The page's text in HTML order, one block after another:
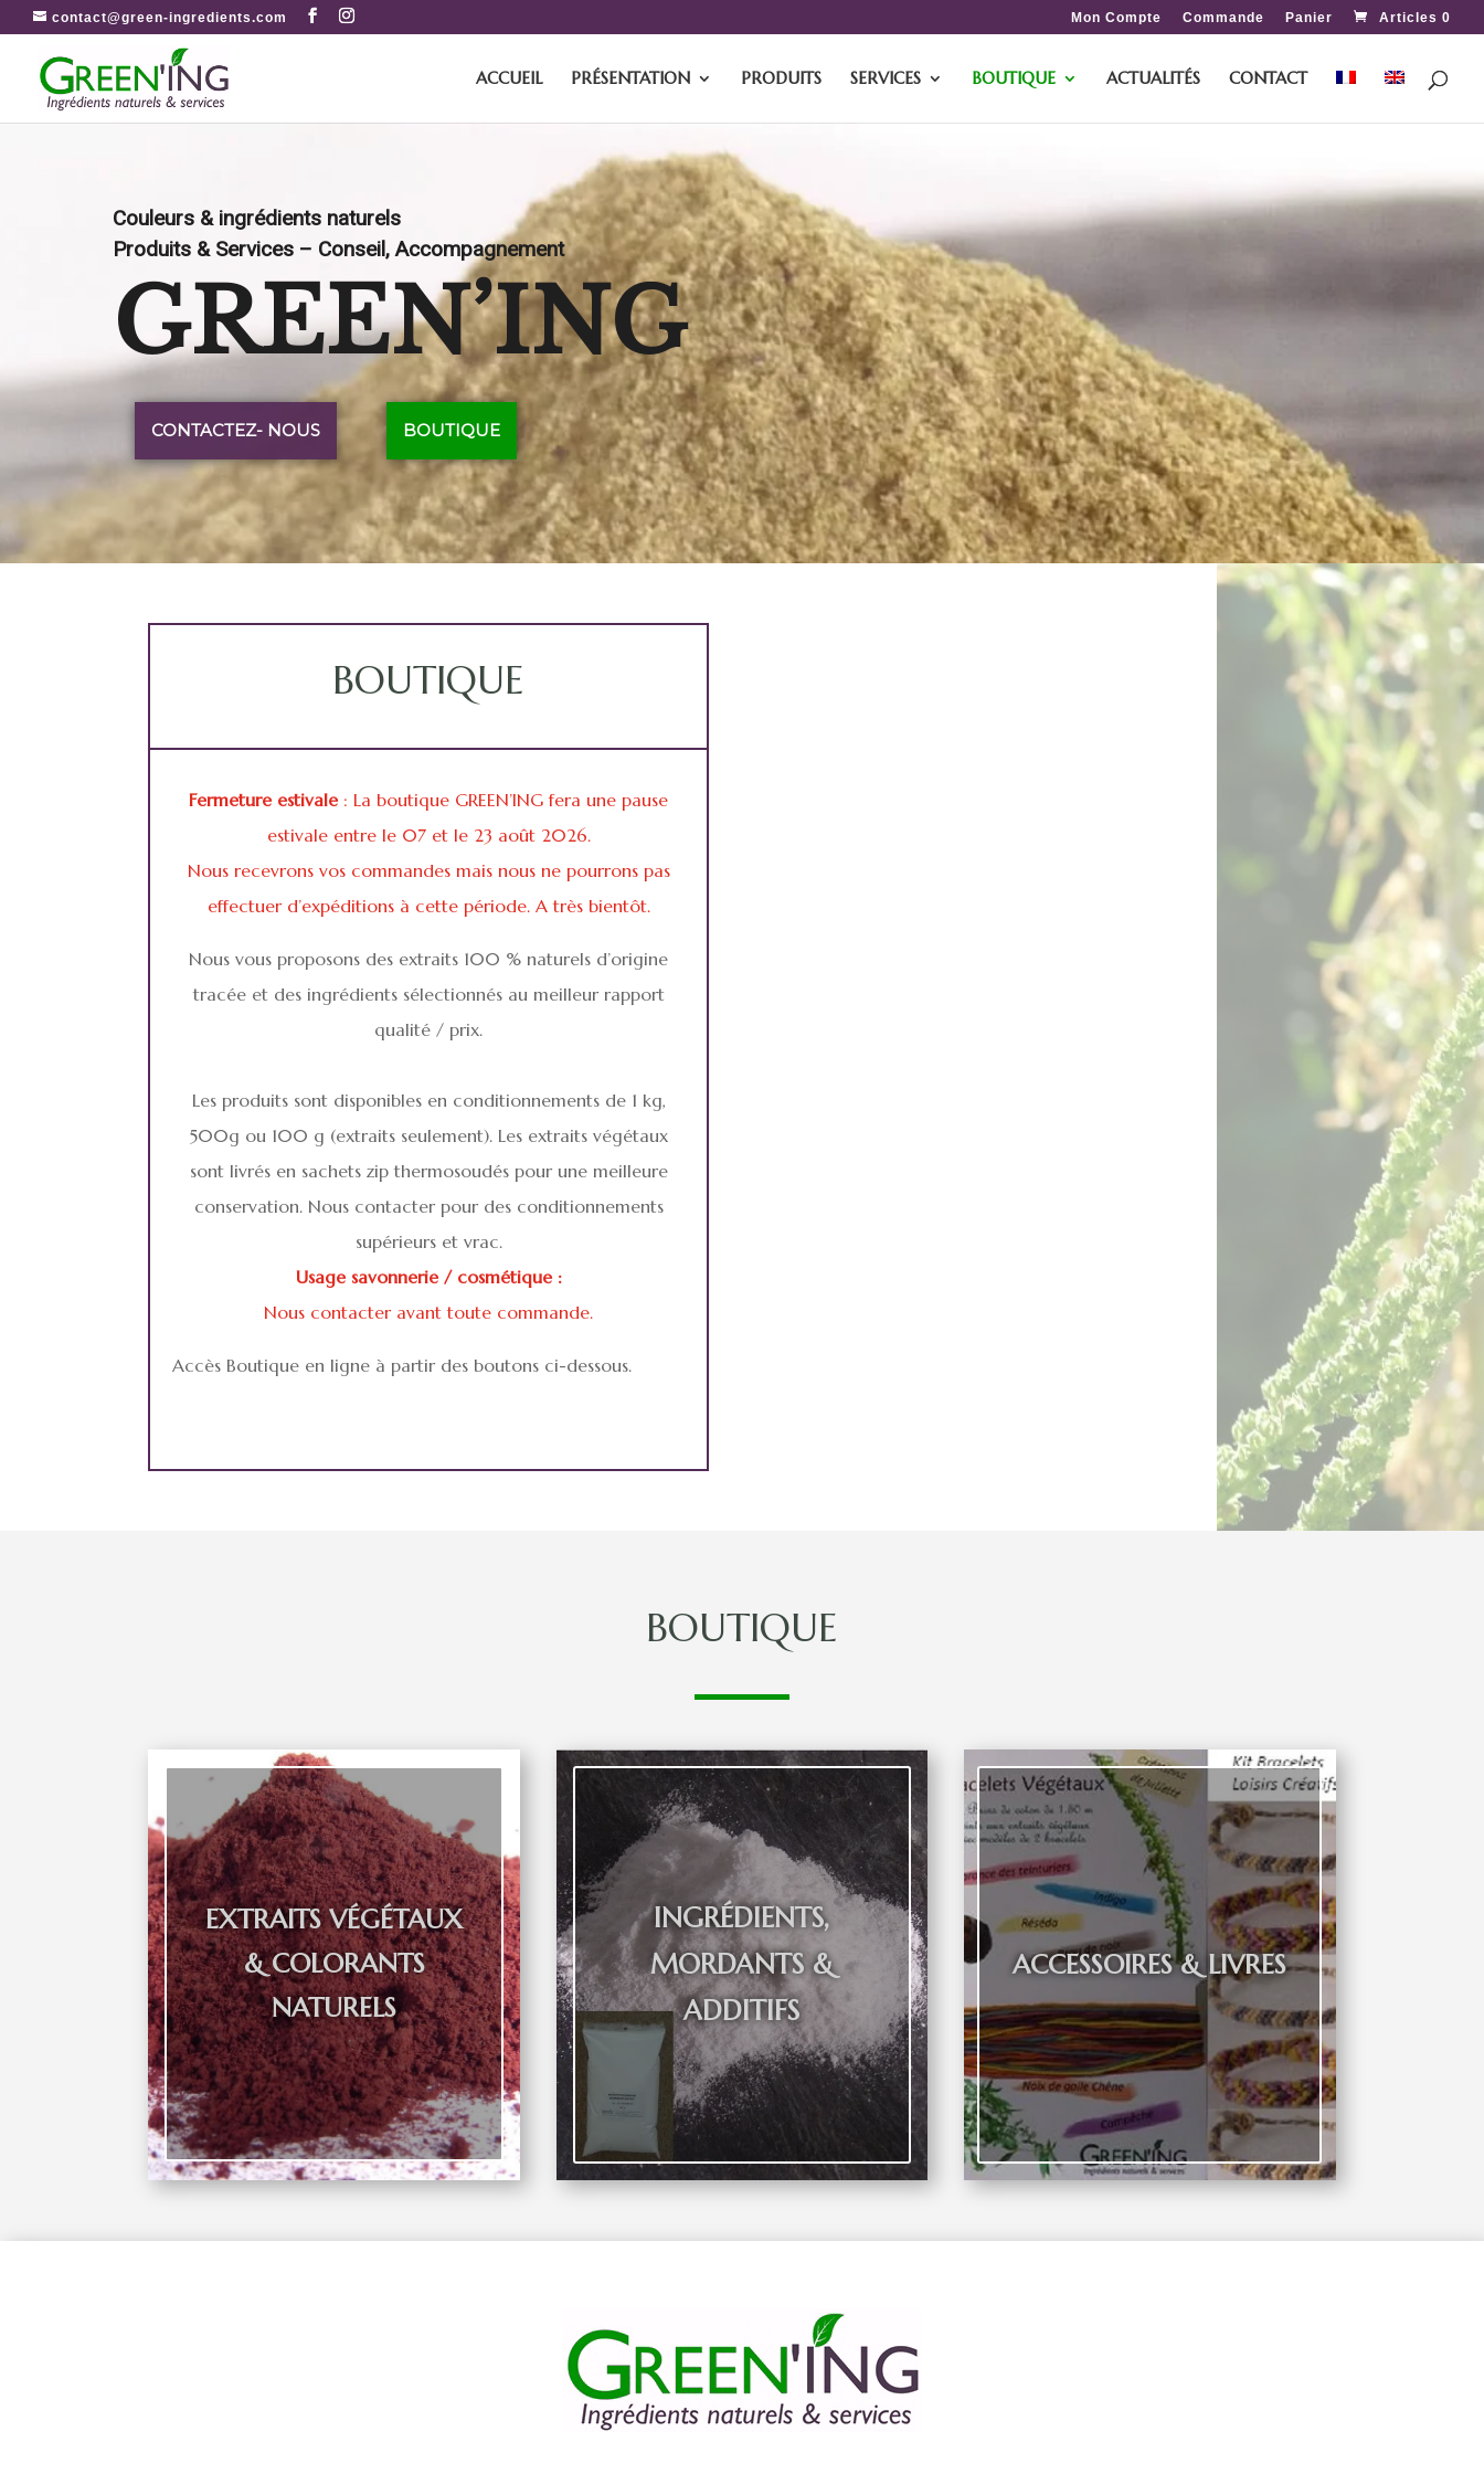
contact@green-ingredients.com Mon Compte Commande Panier Articles 0
ACCUEIL PRÉSENTATION PRODUITS SERVICES BOUTIQUE ACTUALITÉS CONTACT
Couleurs & ingrédients naturels
Produits & Services – Conseil, Accompagnement
GREEN’ING
CONTACTEZ- NOUS BOUTIQUE
BOUTIQUE
Fermeture estivale : La boutique GREEN’ING fera une pause
estivale entre le 07 et le 23 août 2026.
Nous recevrons vos commandes mais nous ne pourrons pas
effectuer d’expéditions à cette période. A très bientôt.
Nous vous proposons des extraits 100 % naturels d’origine
tracée et des ingrédients sélectionnés au meilleur rapport
qualité / prix.
Les produits sont disponibles en conditionnements de 1 kg,
500g ou 100 g (extraits seulement). Les extraits végétaux
sont livrés en sachets zip thermosoudés pour une meilleure
conservation. Nous contacter pour des conditionnements
supérieurs et vrac.
Usage savonnerie / cosmétique :
Nous contacter avant toute commande.
Accès Boutique en ligne à partir des boutons ci-dessous.
BOUTIQUE
EXTRAITS VÉGÉTAUX
& COLORANTS
NATURELS
INGRÉDIENTS,
MORDANTS &
ADDITIFS
ACCESSOIRES & LIVRES